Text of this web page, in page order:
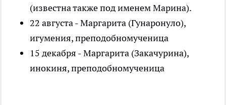
(известна также под именем Марина).
22 августа - Маргарита (Гунаронуло),
игумения, преподобномученица
15 декабря - Маргарита (Закачурина),
инокиня, преподобномученица